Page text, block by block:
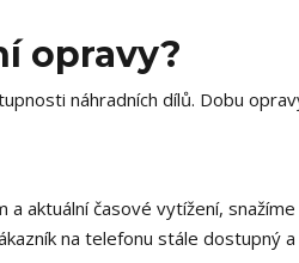
opravy?
náhradních dílů. Dobu
aktuální časové vytížení,
na telefonu stále dostupný